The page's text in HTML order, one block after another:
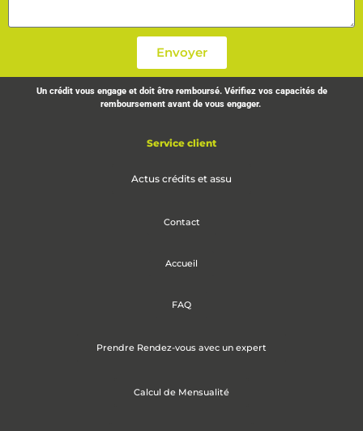
Envoyer
Un crédit vous engage et doit être remboursé. Vérifiez vos capacités de
remboursement avant de vous engager.
Service client
Actus crédits et assu
Contact
Accueil
FAQ
Prendre Rendez-vous avec un expert
Calcul de Mensualité